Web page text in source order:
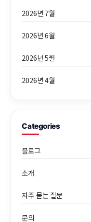
2026년 7월
2026년 6월
2026년 5월
2026년 4월
Categories
블로그
소개
자주 묻는 질문
문의